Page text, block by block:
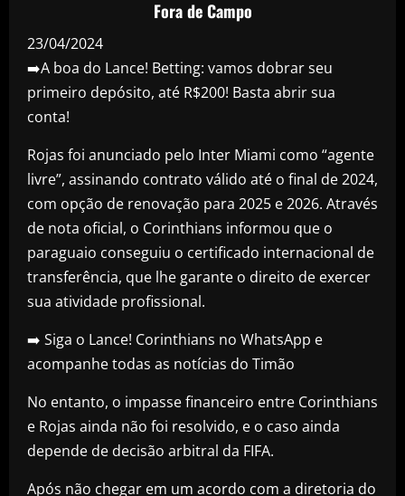
Fora de Campo
23/04/2024
➡️A boa do Lance! Betting: vamos dobrar seu
primeiro depósito, até R$200! Basta abrir sua
conta!
Rojas foi anunciado pelo Inter Miami como “agente
livre”, assinando contrato válido até o final de 2024,
com opção de renovação para 2025 e 2026. Através
de nota oficial, o Corinthians informou que o
paraguaio conseguiu o certificado internacional de
transferência, que lhe garante o direito de exercer
sua atividade profissional.
➡️ Siga o Lance! Corinthians no WhatsApp e
acompanhe todas as notícias do Timão
No entanto, o impasse financeiro entre Corinthians
e Rojas ainda não foi resolvido, e o caso ainda
depende de decisão arbitral da FIFA.
Após não chegar em um acordo com a diretoria do